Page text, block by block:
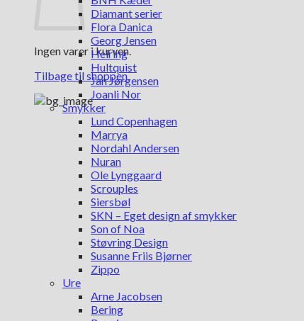
Ingen varer i kurven.
Tilbage til shoppen
Diamant serier
Flora Danica
Georg Jensen
Heiring
Hultquist
Jan Jørgensen
Joanli Nor
Smykker
Lund Copenhagen
Marrya
Nordahl Andersen
Nuran
Ole Lynggaard
Scrouples
Siersbøl
SKN – Eget design af smykker
Son of Noa
Støvring Design
Susanne Friis Bjørner
Zippo
Ure
Arne Jacobsen
Bering